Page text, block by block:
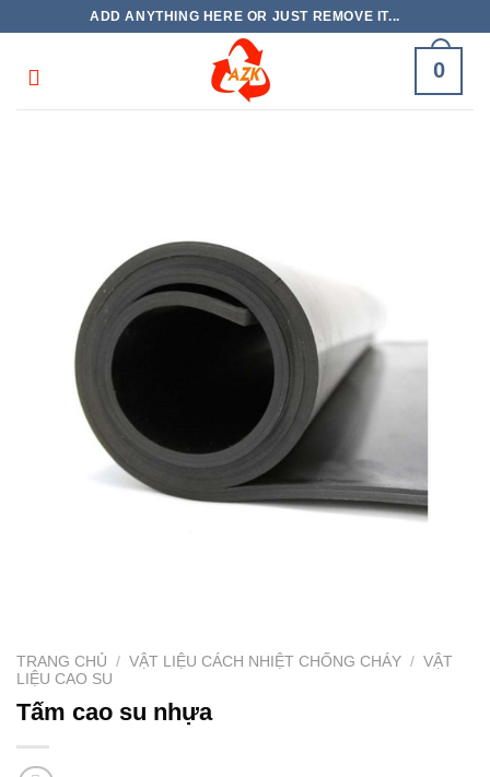
content
ADD ANYTHING HERE OR JUST REMOVE IT...
0
TRANG CHỦ / VẬT LIỆU CÁCH NHIỆT CHỐNG CHÁY / VẬT
LIỆU CAO SU
Tấm cao su nhựa